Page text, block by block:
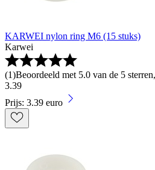
KARWEI nylon ring M6 (15 stuks)
Karwei
(1)Beoordeeld met 5.0 van de 5
3.39
Prijs: 3.39 euro